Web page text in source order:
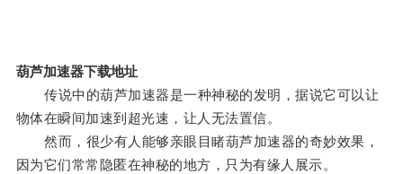
葫芦加速器下载地址
传说中的葫芦加速器是一种神秘的发明，据说它可以让
物体在瞬间加速到超光速，让人无法置信。
然而，很少有人能够亲眼目睹葫芦加速器的奇妙效果，
因为它们常常隐匿在神秘的地方，只为有缘人展示。